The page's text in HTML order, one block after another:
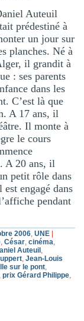
Auteuil
prédestiné à
un jour sur
planches. Né à
il grandit à
: ses parents
dans les
C’est là que
A 17 ans, il
Il monte à
le cours
A 20 ans, il
petit rôle dans
engagé dans
pendant
2006,UNE
,César,cinéma,
Auteuil ,
,Jean-Louis
sur le pont,
,prix Gérard Philippe,